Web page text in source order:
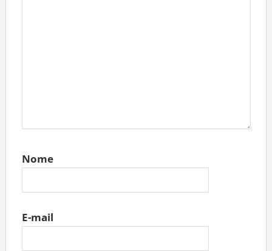
Nome
E-mail